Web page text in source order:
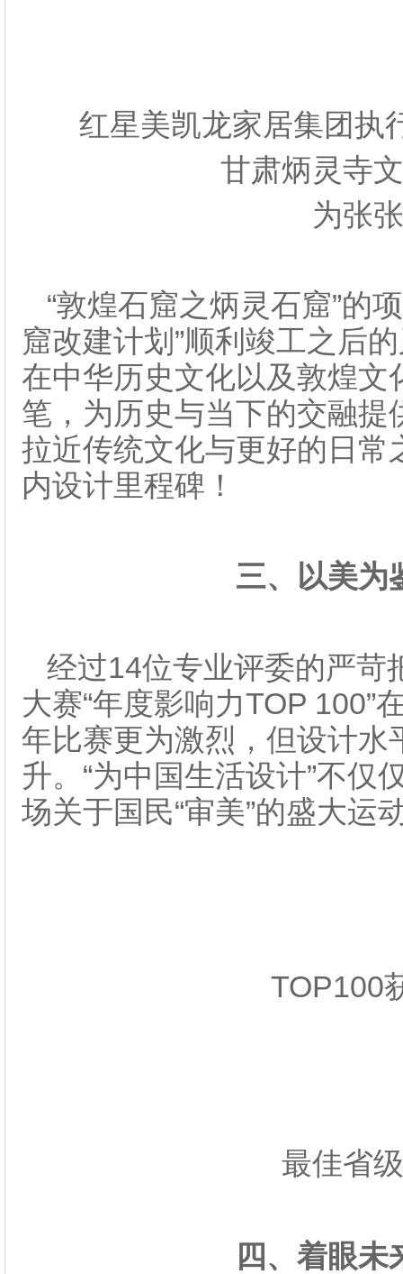
红星美凯龙家居集团执
甘肃炳灵寺
为张
“敦煌石窟之炳灵石窟”的
窟改建计划”顺利竣工之后
在中华历史文化以及敦煌
笔，为历史与当下的交融
拉近传统文化与更好的日
内设计里程碑！
三、 以美为
经过14位专业评委的严苛
大赛“年度影响力TOP 100”
年比赛更为激烈，但设计
升。“为中国生活设计”不仅
场关于国民“审美”的盛大运
TOP100
最佳省
四、 着眼未